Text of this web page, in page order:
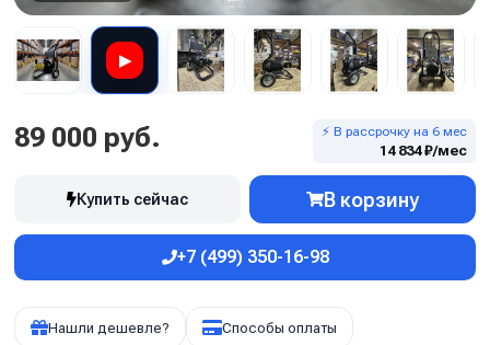
▶
89 000 руб. ⚡ В рассрочку на 6 мес
14 834 ₽/мес
Купить сейчас В корзину
+7 (499) 350-16-98
Нашли дешевле? Способы оплаты